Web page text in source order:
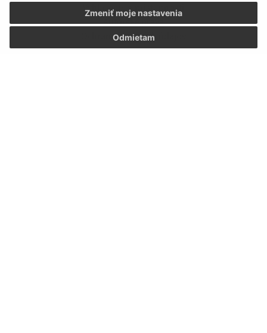
Odmietam
Zmeniť moje nastavenia
Vyhlásenie o prístupnosti
Autorské práva
Ochrana osobných údajov